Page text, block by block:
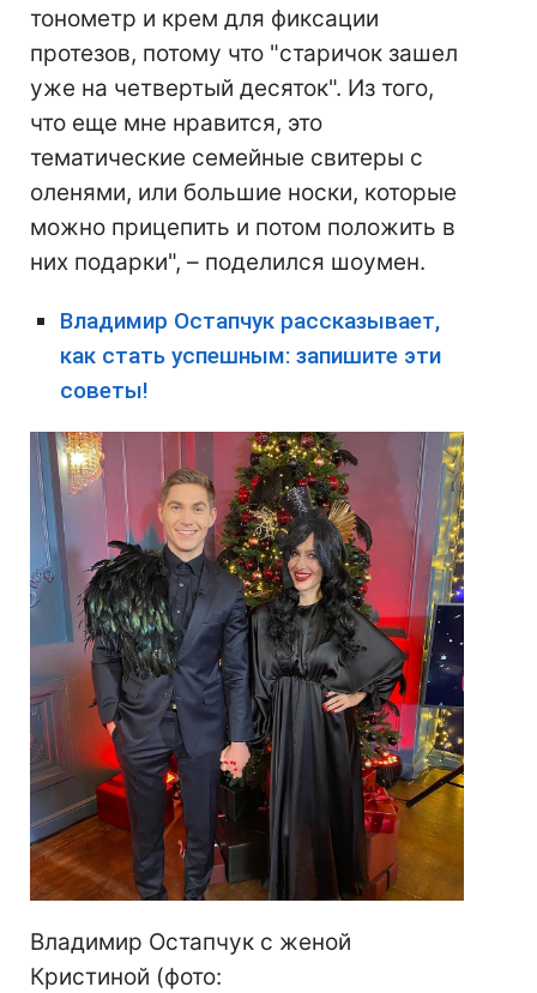
тонометр и крем для фиксации
протезов, потому что "старичок зашел
уже на четвертый десяток". Из того,
что еще мне нравится, это
тематические семейные свитеры с
оленями, или большие носки, которые
можно прицепить и потом положить в
них подарки", – поделился шоумен.
Владимир Остапчук рассказывает,
как стать успешным: запишите эти
советы!
Владимир Остапчук с женой
Кристиной (фото: